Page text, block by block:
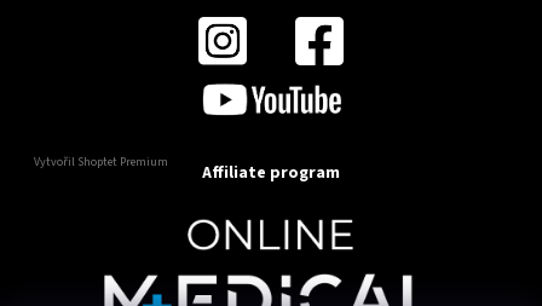
Vytvořil Shoptet Premium Affiliate program